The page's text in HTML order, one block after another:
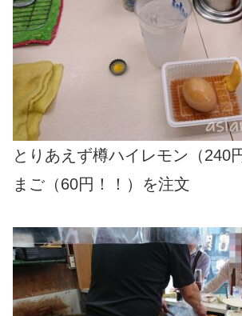
とりあえず樽ハイレモン（240
まご（60円！！）を注文